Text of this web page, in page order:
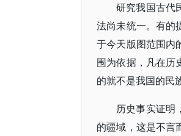
研究我国古代
法尚未统一。有的
于今天版图范围内
围为依据，凡在历
的就不是我国的民
历史事实证明
的疆域，这是不言